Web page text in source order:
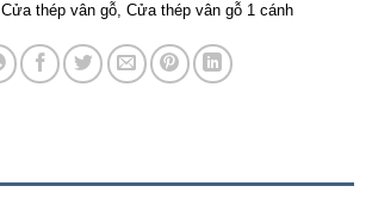
Cửa thép vân gỗ, Cửa thép vân gỗ 1 cánh